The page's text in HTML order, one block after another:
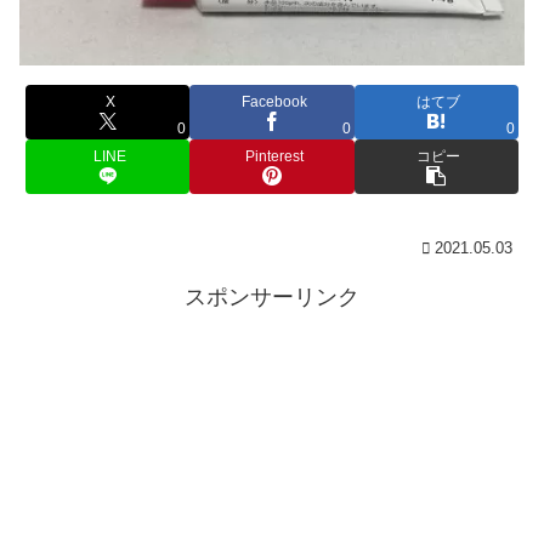
X
0
Facebook
0
はてブ
0
LINE
Pinterest コピー
2021.05.03
スポンサーリンク